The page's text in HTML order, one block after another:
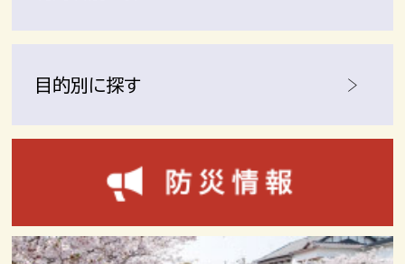
目的別に探す